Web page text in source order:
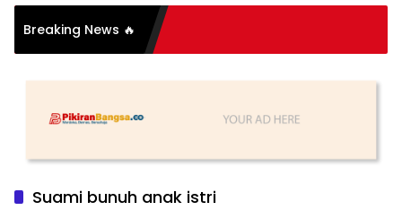
Breaking News 🔥
Organisasi: Antara
Substansi
Suami bunuh anak istri